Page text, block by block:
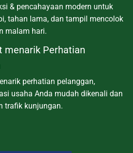
& pencahayaan modern untuk
tahan lama, dan tampil mencolok
malam hari.
menarik Perhatian
perhatian pelanggan,
usaha Anda mudah dikenali dan
trafik kunjungan.